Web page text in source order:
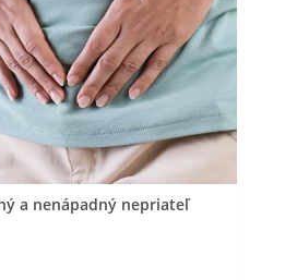
a nenápadný nepriateľ